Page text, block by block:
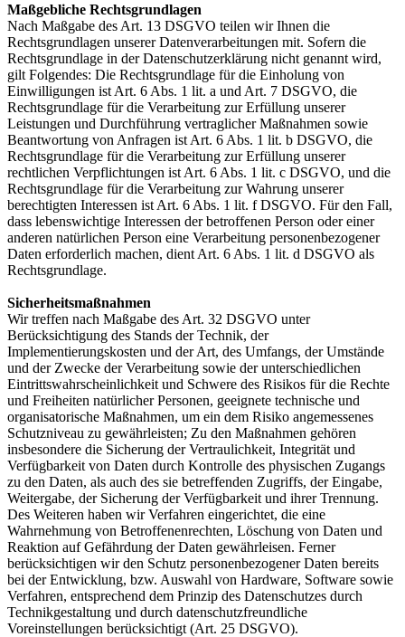
Maßgebliche Rechtsgrundlagen
Nach Maßgabe des Art. 13 DSGVO teilen wir Ihnen die
Rechtsgrundlagen unserer Datenverarbeitungen mit. Sofern die
Rechtsgrundlage in der Datenschutzerklärung nicht genannt wird,
gilt Folgendes: Die Rechtsgrundlage für die Einholung von
Einwilligungen ist Art. 6 Abs. 1 lit. a und Art. 7 DSGVO, die
Rechtsgrundlage für die Verarbeitung zur Erfüllung unserer
Leistungen und Durchführung vertraglicher Maßnahmen sowie
Beantwortung von Anfragen ist Art. 6 Abs. 1 lit. b DSGVO, die
Rechtsgrundlage für die Verarbeitung zur Erfüllung unserer
rechtlichen Verpflichtungen ist Art. 6 Abs. 1 lit. c DSGVO, und die
Rechtsgrundlage für die Verarbeitung zur Wahrung unserer
berechtigten Interessen ist Art. 6 Abs. 1 lit. f DSGVO. Für den Fall,
dass lebenswichtige Interessen der betroffenen Person oder einer
anderen natürlichen Person eine Verarbeitung personenbezogener
Daten erforderlich machen, dient Art. 6 Abs. 1 lit. d DSGVO als
Rechtsgrundlage.
Sicherheitsmaßnahmen
Wir treffen nach Maßgabe des Art. 32 DSGVO unter
Berücksichtigung des Stands der Technik, der
Implementierungskosten und der Art, des Umfangs, der Umstände
und der Zwecke der Verarbeitung sowie der unterschiedlichen
Eintrittswahrscheinlichkeit und Schwere des Risikos für die Rechte
und Freiheiten natürlicher Personen, geeignete technische und
organisatorische Maßnahmen, um ein dem Risiko angemessenes
Schutzniveau zu gewährleisten; Zu den Maßnahmen gehören
insbesondere die Sicherung der Vertraulichkeit, Integrität und
Verfügbarkeit von Daten durch Kontrolle des physischen Zugangs
zu den Daten, als auch des sie betreffenden Zugriffs, der Eingabe,
Weitergabe, der Sicherung der Verfügbarkeit und ihrer Trennung.
Des Weiteren haben wir Verfahren eingerichtet, die eine
Wahrnehmung von Betroffenenrechten, Löschung von Daten und
Reaktion auf Gefährdung der Daten gewährleisen. Ferner
berücksichtigen wir den Schutz personenbezogener Daten bereits
bei der Entwicklung, bzw. Auswahl von Hardware, Software sowie
Verfahren, entsprechend dem Prinzip des Datenschutzes durch
Technikgestaltung und durch datenschutzfreundliche
Voreinstellungen berücksichtigt (Art. 25 DSGVO).